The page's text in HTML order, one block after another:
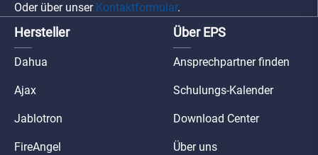
Oder über unser Kontaktformular.
Hersteller
Dahua
Ajax
Jablotron
FireAngel
Über EPS
Ansprechpartner finden
Schulungs-Kalender
Download Center
Über uns